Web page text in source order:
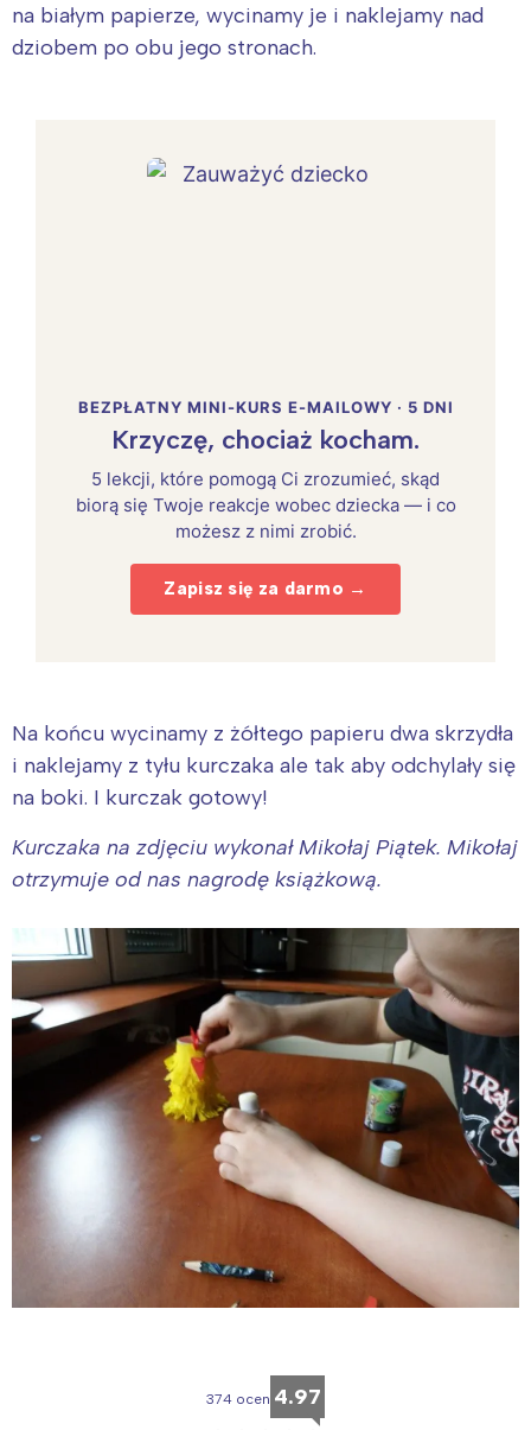
na białym papierze, wycinamy je i naklejamy nad
dziobem po obu jego stronach.
BEZPŁATNY MINI-KURS E-MAILOWY · 5 DNI
Krzyczę, chociaż kocham.
5 lekcji, które pomogą Ci zrozumieć, skąd
biorą się Twoje reakcje wobec dziecka — i co
możesz z nimi zrobić.
Zapisz się za darmo →
Na końcu wycinamy z żółtego papieru dwa skrzydła
i naklejamy z tyłu kurczaka ale tak aby odchylały się
na boki. I kurczak gotowy!
Kurczaka na zdjęciu wykonał Mikołaj Piątek. Mikołaj
otrzymuje od nas nagrodę książkową.
374 ocen 4.97